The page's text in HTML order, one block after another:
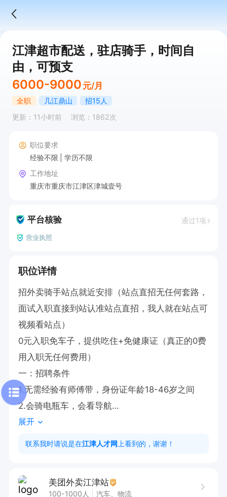
江津超市配送，驻店骑手，时间自
由，可预支
6000-9000 元/月
全职 几江鼎山
招15人
更新：11小时前
浏览：1862次
职位要求
经验不限
学历不限
工作地址
重庆市重庆市江津区津城壹号
平台核验 通过1项
营业执照
职位详情
招外卖骑手站点就近安排（站点直招无任何套路，
面试入职直接到站认准站点直招，我人就在站点可
视频看站点）
0元入职免车子，提供吃住+免健康证（真正的0费
用入职无任何费用）
一：招聘条件
1.无需经验有师傅带，身份证年龄18-46岁之间
2.会骑电瓶车，会看导航
3.无不良犯罪记录
二：薪资结构
2.全勤固定550元/月
展开
联系我时请说是在江津人才网 上看到的，谢谢！
美团外卖江津站
100-1000人 汽车、物流